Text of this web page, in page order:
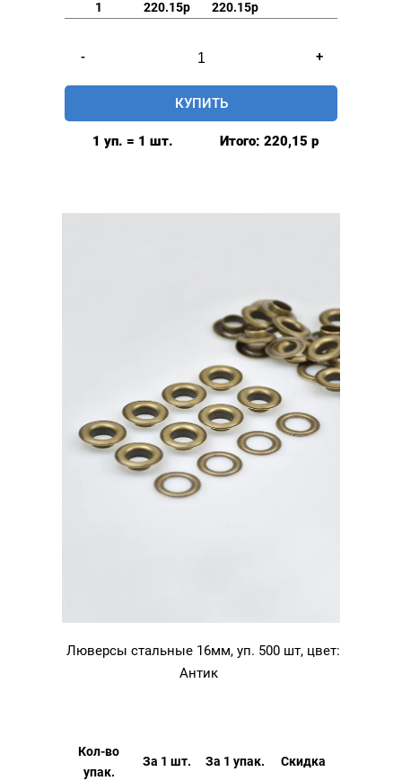
1 220.15р 220.15р
-
товара
Люверсы
стальные
+
КУПИТЬ
1 уп. = 1 шт. Итого: 220,15 р
Люверсы стальные 16мм, уп. 500 шт, цвет:
Антик
Кол-во
упак.
За 1 шт. За 1 упак. Скидка